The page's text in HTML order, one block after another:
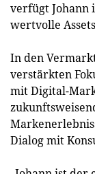
verfügt Johann
wertvolle
In den
verstärkten
mit Digital-
Dialog mit